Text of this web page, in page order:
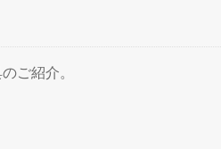
ご紹介。